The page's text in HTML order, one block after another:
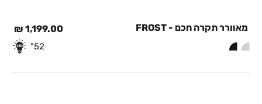
מאוורר תקרה חכם - FROST 1,199.00
₪
52"